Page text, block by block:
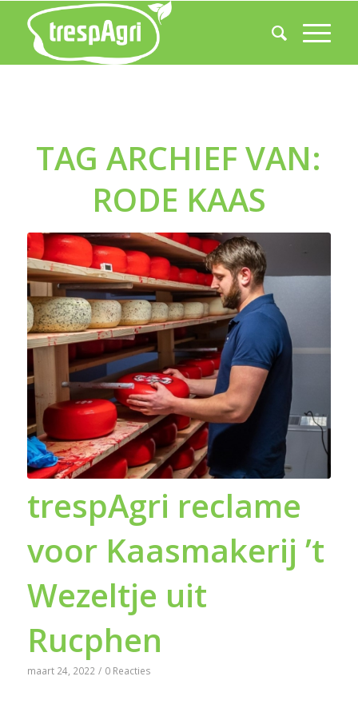
TAG ARCHIEF VAN:
RODE KAAS
trespAgri reclame
voor Kaasmakerij ’t
Wezeltje uit
Rucphen
maart 24, 2022 / 0 Reacties